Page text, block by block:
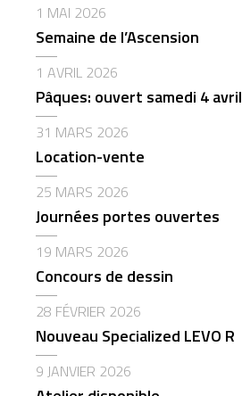
1 MAI 2026
Semaine de l’Ascension
1 AVRIL 2026
Pâques: ouvert samedi 4 avril
31 MARS 2026
Location-vente
25 MARS 2026
Journées portes ouvertes
19 MARS 2026
Concours de dessin
28 FÉVRIER 2026
Nouveau Specialized LEVO R
9 JANVIER 2026